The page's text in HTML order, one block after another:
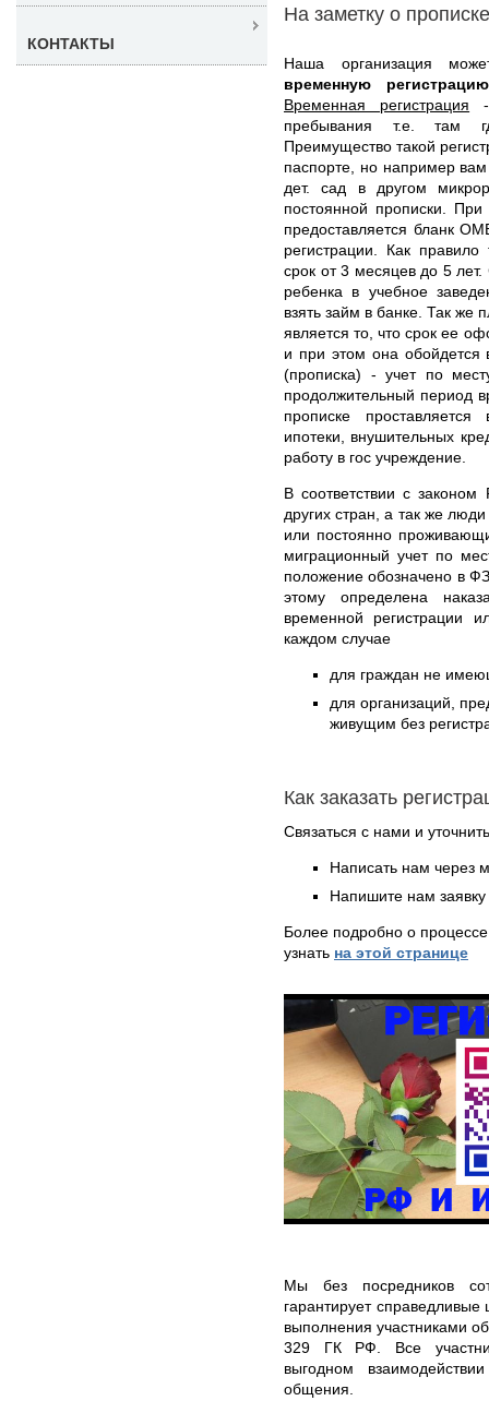
На заметку о прописке
Наша организация
временную
Временная регистрация -
пребывания т.е. там
Преимущество такой
паспорте, но например
дет. сад в другом
постоянной прописки.
предоставляется бланк
регистрации. Как
срок от 3 месяцев до 5
ребенка в учебное
взять займ в банке. Так же
является то, что срок ее
и при этом она
(прописка) - учет по
продолжительный период
прописке
ипотеки, внушительных
работу в гос учреждение.
В соответствии с
других стран, а так же
или постоянно
миграционный учет по
положение обозначено в
этому определена
временной регистрации
каждом случае
для граждан не
для организаций,
живущим без
Как заказать
Связаться с нами и
Написать нам через
Напишите нам
Более подробно о
узнать на этой странице
Мы без посредников
гарантирует
выполнения участниками
329 ГК РФ. Все
выгодном
общения.
КОНТАКТЫ